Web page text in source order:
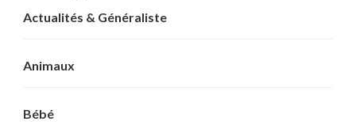
Actualités & Généraliste
Animaux
Bébé